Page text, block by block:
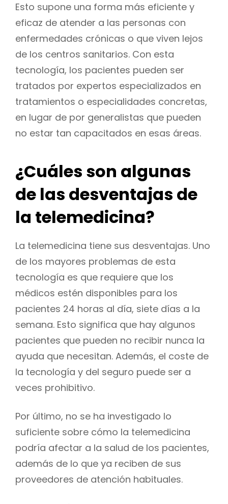
Esto supone una forma más eficiente y
eficaz de atender a las personas con
enfermedades crónicas o que viven lejos
de los centros sanitarios. Con esta
tecnología, los pacientes pueden ser
tratados por expertos especializados en
tratamientos o especialidades concretas,
en lugar de por generalistas que pueden
no estar tan capacitados en esas áreas.
¿Cuáles son algunas
de las desventajas de
la telemedicina?
La telemedicina tiene sus desventajas. Uno
de los mayores problemas de esta
tecnología es que requiere que los
médicos estén disponibles para los
pacientes 24 horas al día, siete días a la
semana. Esto significa que hay algunos
pacientes que pueden no recibir nunca la
ayuda que necesitan. Además, el coste de
la tecnología y del seguro puede ser a
veces prohibitivo.
Por último, no se ha investigado lo
suficiente sobre cómo la telemedicina
podría afectar a la salud de los pacientes,
además de lo que ya reciben de sus
proveedores de atención habituales.